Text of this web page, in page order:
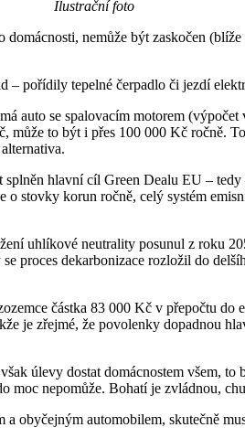
Ilustrační foto
nemůže být zaskočen
– pořídily tepelné čerpadlo či jezdí
auto se spalovacím motorem (výpočet
to být i přes 100 000 Kč ročně.
hlavní cíl Green Dealu EU –
stovky korun ročně, celý systém
uhlíkové neutrality posunul z roku
proces dekarbonizace rozložil do
částka 83 000 Kč v přepočtu
je zřejmé, že povolenky dopadnou
úlevy dostat domácnostem všem,
nepomůže. Bohatí je zvládnou,
obyčejným automobilem, skutečně